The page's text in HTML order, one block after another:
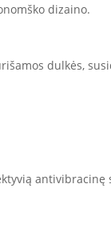
dizaino.
dulkės,
antivibracinę